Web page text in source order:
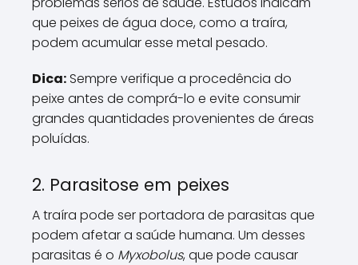
que peixes de água doce, como a traíra,
podem acumular esse metal pesado.
Dica:Sempre verifique a procedência do
peixe antes de comprá-lo e evite consumir
grandes quantidades provenientes de áreas
poluídas.
2. Parasitose em peixes
A traíra pode ser portadora de parasitas que
podem afetar a saúde humana. Um desses
parasitas é o Myxobolus, que pode causar